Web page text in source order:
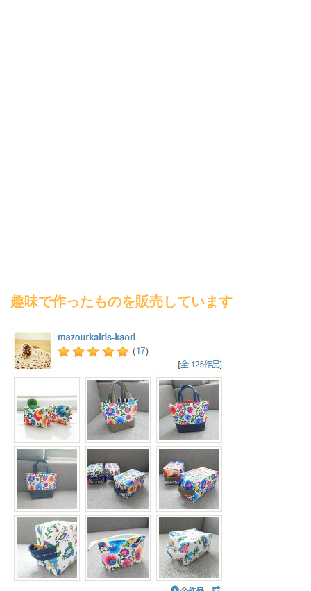
趣味で作ったものを販売しています